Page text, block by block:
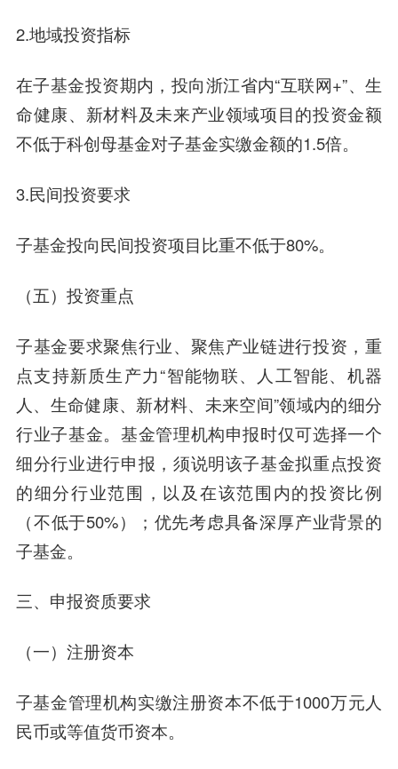
2.地域投资指标
在子基金投资期内，投向浙江省内“互联网+”、生
命健康、新材料及未来产业领域项目的投资金额
不低于科创母基金对子基金实缴金额的1.5倍。
3.民间投资要求
子基金投向民间投资项目比重不低于80%。
（五）投资重点
子基金要求聚焦行业、聚焦产业链进行投资，重
点支持新质生产力“智能物联、人工智能、机器
人、生命健康、新材料、未来空间”领域内的细分
行业子基金。基金管理机构申报时仅可选择一个
细分行业进行申报，须说明该子基金拟重点投资
的细分行业范围，以及在该范围内的投资比例
（不低于50%）；优先考虑具备深厚产业背景的
子基金。
三、 申报资质要求
（一） 注册资本
子基金管理机构实缴注册资本不低于1000万元人
民币或等值货币资本。